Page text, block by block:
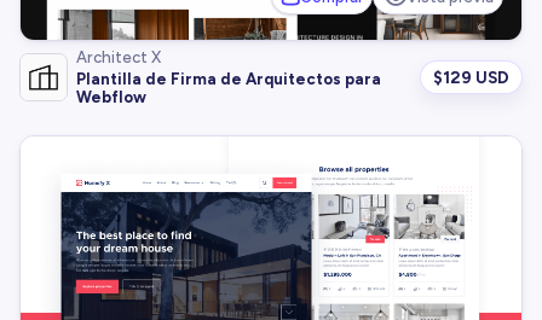
Architect X
Plantilla de Firma de Arquitectos para
Webflow
$129 USD